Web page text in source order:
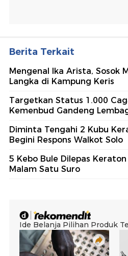
Berita Terkait
Mengenal Ika Arista, Sosok
Langka di Kampung Keris
Targetkan Status 1.000
Kemenbud Gandeng
Diminta Tengahi 2 Kubu
Begini Respons Walkot Solo
5 Kebo Bule Dilepas
Malam Satu Suro